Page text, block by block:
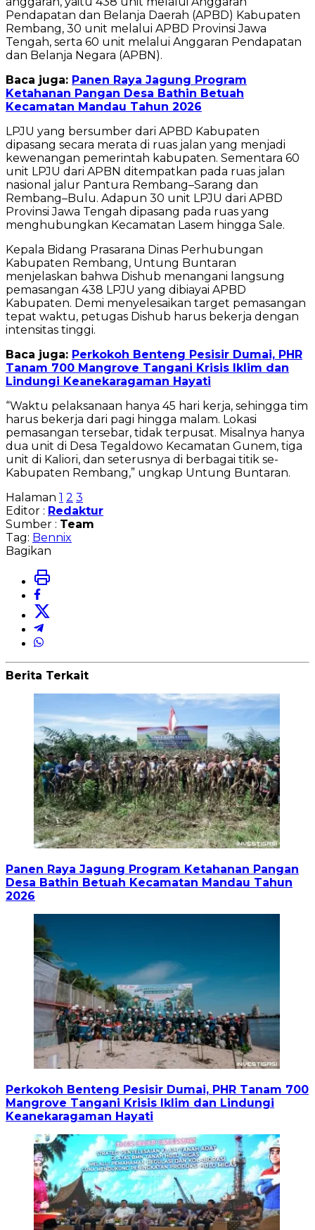
Pendapatan dan Belanja Daerah (APBD) Kabupaten
Rembang, 30 unit melalui APBD Provinsi Jawa
Tengah, serta 60 unit melalui Anggaran Pendapatan
dan Belanja Negara (APBN).
Baca juga: Panen Raya Jagung Program
Ketahanan Pangan Desa Bathin Betuah
Kecamatan Mandau Tahun 2026
LPJU yang bersumber dari APBD Kabupaten
dipasang secara merata di ruas jalan yang menjadi
kewenangan pemerintah kabupaten. Sementara 60
unit LPJU dari APBN ditempatkan pada ruas jalan
nasional jalur Pantura Rembang–Sarang dan
Rembang–Bulu. Adapun 30 unit LPJU dari APBD
Provinsi Jawa Tengah dipasang pada ruas yang
menghubungkan Kecamatan Lasem hingga Sale.
Kepala Bidang Prasarana Dinas Perhubungan
Kabupaten Rembang, Untung Buntaran
menjelaskan bahwa Dishub menangani langsung
pemasangan 438 LPJU yang dibiayai APBD
Kabupaten. Demi menyelesaikan target pemasangan
tepat waktu, petugas Dishub harus bekerja dengan
intensitas tinggi.
Baca juga: Perkokoh Benteng Pesisir Dumai, PHR
Tanam 700 Mangrove Tangani Krisis Iklim dan
Lindungi Keanekaragaman Hayati
“Waktu pelaksanaan hanya 45 hari kerja, sehingga tim
harus bekerja dari pagi hingga malam. Lokasi
pemasangan tersebar, tidak terpusat. Misalnya hanya
dua unit di Desa Tegaldowo Kecamatan Gunem, tiga
unit di Kaliori, dan seterusnya di berbagai titik se-
Kabupaten Rembang,” ungkap Untung Buntaran.
Halaman 1 2 3
Editor : Redaktur
Sumber : Team
Tag: Bennix
Bagikan
Berita Terkait
Panen Raya Jagung Program Ketahanan Pangan
Desa Bathin Betuah Kecamatan Mandau Tahun
2026
Perkokoh Benteng Pesisir Dumai, PHR Tanam 700
Mangrove Tangani Krisis Iklim dan Lindungi
Keanekaragaman Hayati